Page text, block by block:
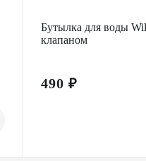
Бутылка для воды
клапаном
490 ₽